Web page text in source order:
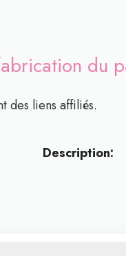
du
des liens affiliés.
Description: